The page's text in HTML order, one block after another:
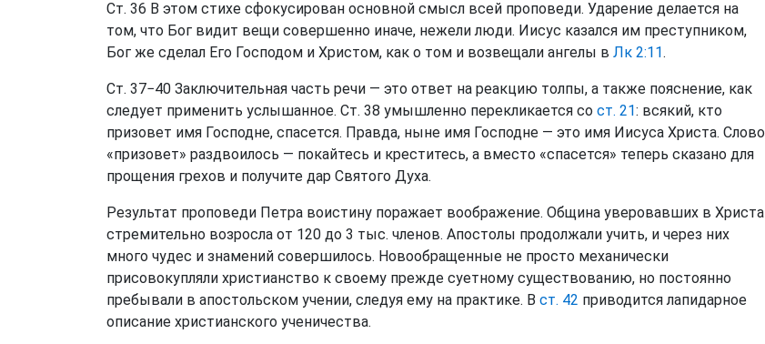
Ст. 36 В этом стихе сфокусирован основной смысл всей проповеди. Ударение делается на
том, что Бог видит вещи совершенно иначе, нежели люди. Иисус казался им преступником,
Бог же сделал Его Господом и Христом, как о том и возвещали ангелы в Лк 2:11.
Ст. 37−40 Заключительная часть речи — это ответ на реакцию толпы, а также пояснение, как
следует применить услышанное. Ст. 38 умышленно перекликается со ст. 21: всякий, кто
призовет имя Господне, спасется. Правда, ныне имя Господне — это имя Иисуса Христа. Слово
«призовет» раздвоилось — покайтесь и креститесь, а вместо «спасется» теперь сказано для
прощения грехов и получите дар Святого Духа.
Результат проповеди Петра воистину поражает воображение. Община уверовавших в Христа
стремительно возросла от 120 до 3 тыс. членов. Апостолы продолжали учить, и через них
много чудес и знамений совершилось. Новообращенные не просто механически
присовокупляли христианство к своему прежде суетному существованию, но постоянно
пребывали в апостольском учении, следуя ему на практике. В ст. 42 приводится лапидарное
описание христианского ученичества.